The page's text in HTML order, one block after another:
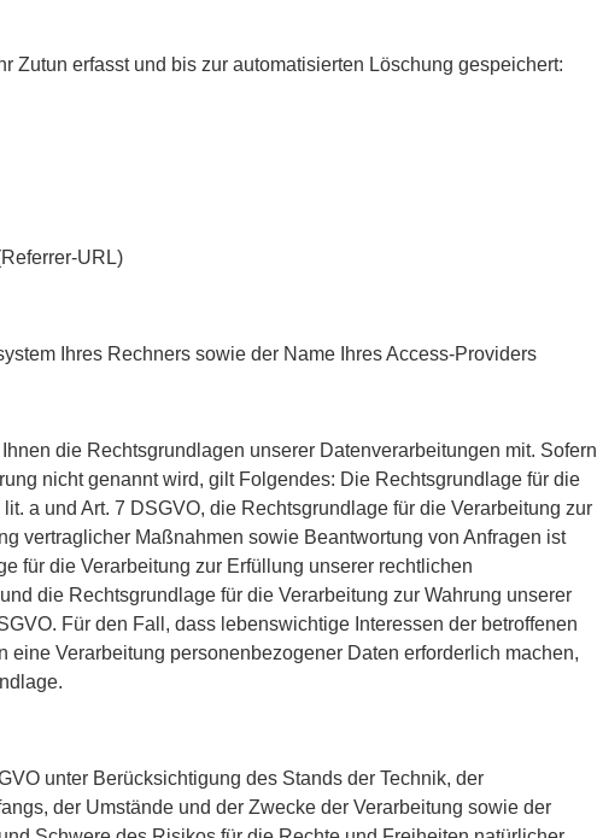
Zutun erfasst und bis zur automatisierten Löschung gespeichert:
URL)
Ihres Rechners sowie der Name Ihres Access-Providers
die Rechtsgrundlagen unserer Datenverarbeitungen mit. Sofern
nicht genannt wird, gilt Folgendes: Die Rechtsgrundlage für die
a und Art. 7 DSGVO, die Rechtsgrundlage für die Verarbeitung zur
vertraglicher Maßnahmen sowie Beantwortung von Anfragen ist
für die Verarbeitung zur Erfüllung unserer rechtlichen
die Rechtsgrundlage für die Verarbeitung zur Wahrung unserer
Für den Fall, dass lebenswichtige Interessen der betroffenen
eine Verarbeitung personenbezogener Daten erforderlich machen,
unter Berücksichtigung des Stands der Technik, der
der Umstände und der Zwecke der Verarbeitung sowie der